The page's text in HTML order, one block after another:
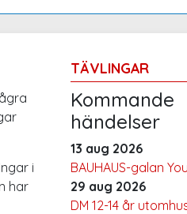
i
har
TÄVLINGAR
Kommande
händelser
13 aug 2026
BAUHAUS-galan
29 aug 2026
DM 12-14 år